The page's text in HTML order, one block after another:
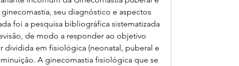
seu diagnóstico e aspectos
foi a pesquisa bibliográfica sistematizada
de modo a responder ao objetivo
dividida em fisiológica (neonatal, puberal e
A ginecomastia fisiológica que se